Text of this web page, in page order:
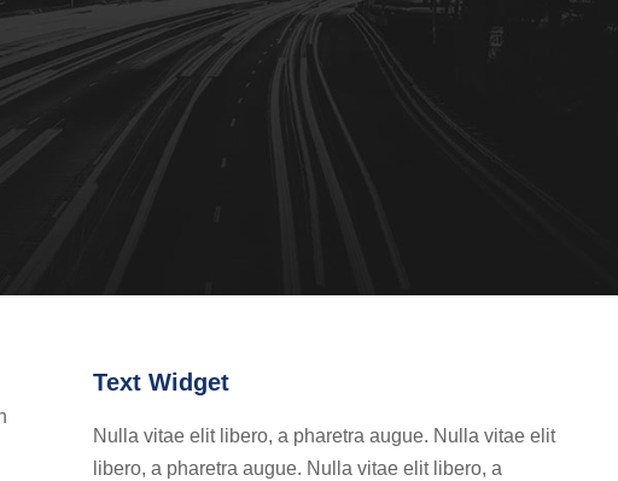
Text Widget
Nulla vitae elit libero, a pharetra augue. Nulla vitae elit
libero, a pharetra augue. Nulla vitae elit libero, a